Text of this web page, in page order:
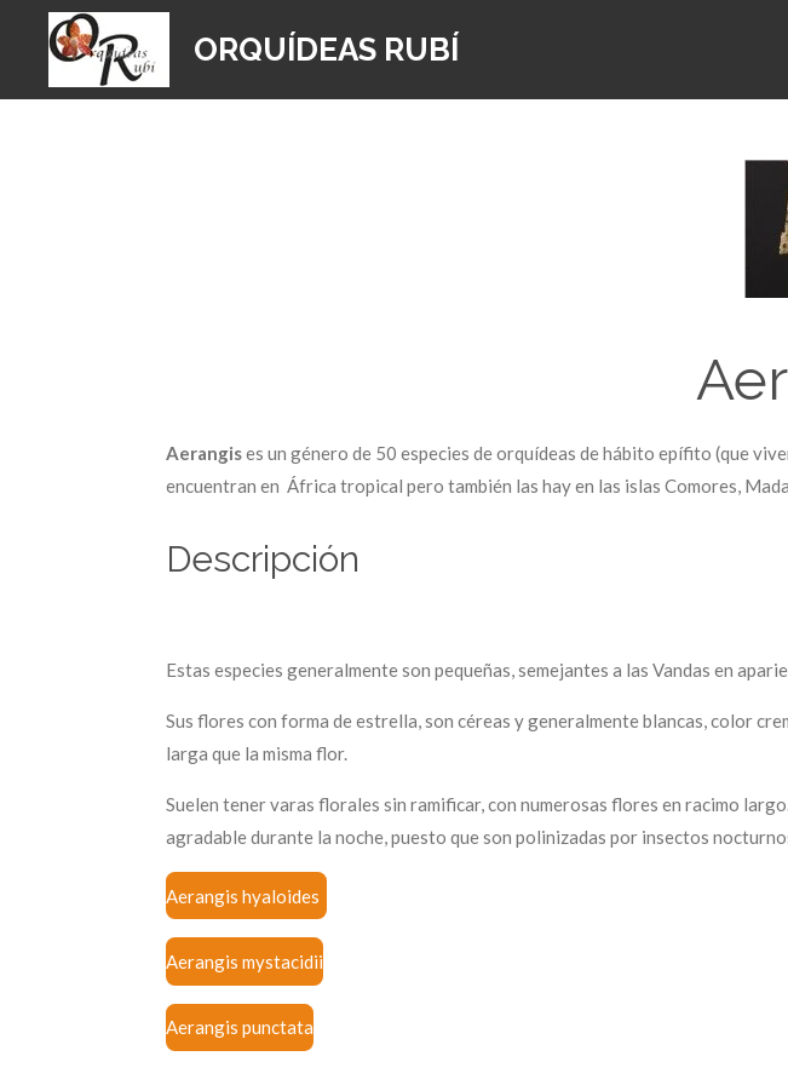
contenido
ORQUÍDEAS RUBÍ
Aerangises un género de 50 especies deorquídeas de hábito epífito (que
encuentran en África tropical pero también las hay en las islas Comores,
Descripción
Estas especies generalmente son pequeñas, semejantes a las Vandas en
Sus flores con forma de estrella, son céreas y generalmente blancas, color
larga que la misma flor.
Suelen tener varas florales sin ramificar, con numerosas flores en racimo
agradable durante la noche, puesto que son polinizadas por insectos
Aerangis hyaloides
Aerangis mystacidii
Aerangis punctata